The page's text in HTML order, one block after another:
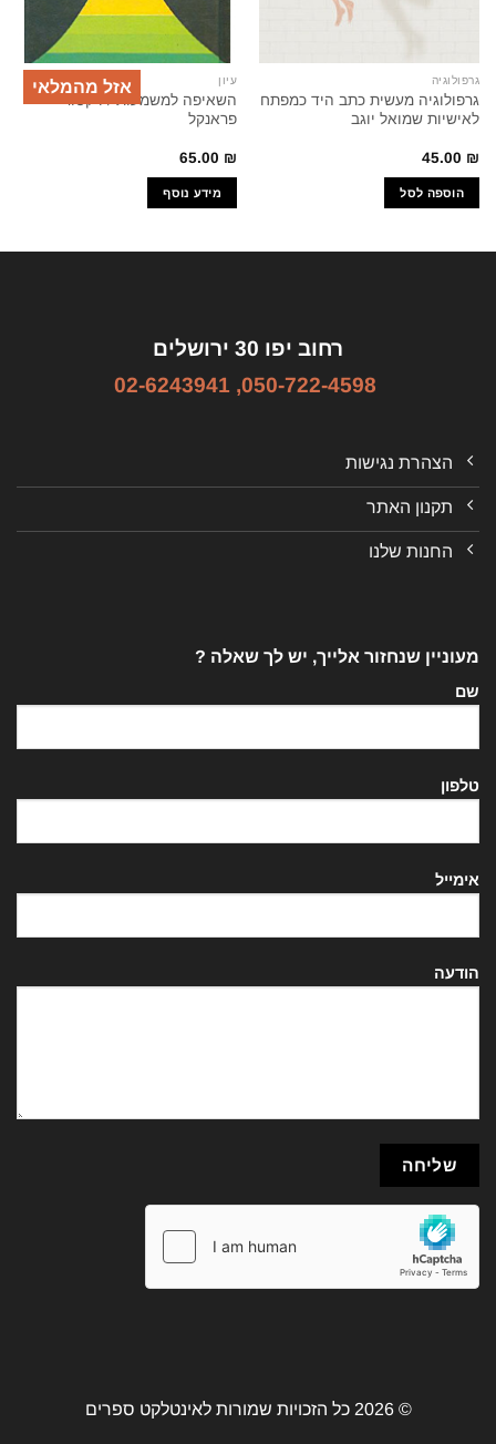
גרפולוגיה
גרפולוגיה מעשית כתב היד כמפתח
לאישיות שמואל יוגב
45.00 ₪
הוספה לסל
אזל מהמלאי עיון
השאיפה למשמעות / ויקטור
פראנקל
65.00 ₪
מידע נוסף
רחוב יפו 30 ירושלים
050-722-4598
,
02-6243941
הצהרת נגישות
תקנון האתר
החנות שלנו
מעוניין שנחזור אלייך, יש לך שאלה ?
שם
טלפון
אימייל
הודעה
© 2026 כל הזכויות שמורות לאינטלקט ספרים